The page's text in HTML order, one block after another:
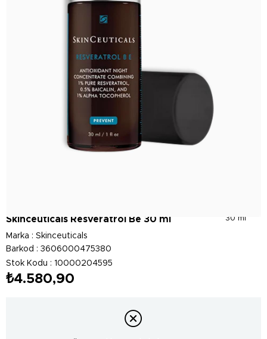
30 ml
Skinceuticals Resveratrol Be 30 ml
Marka : Skinceuticals
Barkod : 3606000475380
Stok Kodu
10000204595
₺4.580,90